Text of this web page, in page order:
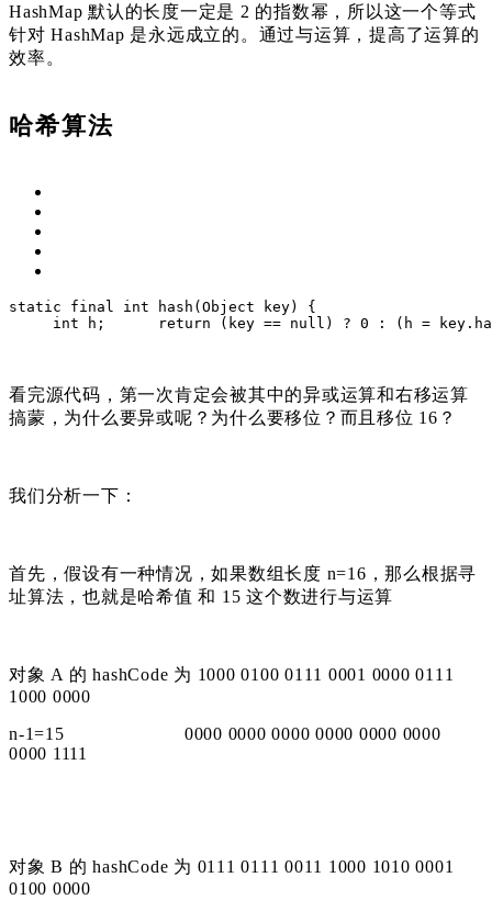
HashMap 默认的长度一定是 2 的指数幂，所以这一个等式
针对 HashMap 是永远成立的。通过与运算，提高了运算的
效率。
哈希算法
static final int hash (Object key)
{
int h; return (key == null ) ? 0 : (h =
看完源代码，第一次肯定会被其中的异或运算和右移运算
搞蒙，为什么要异或呢？为什么要移位？而且移位 16？
我们分析一下：
首先，假设有一种情况，如果数组长度 n=16，那么根据寻
址算法，也就是哈希值 和 15 这个数进行与运算
对象 A 的 hashCode 为 1000 0100 0111 0001 0000 0111
1000 0000
n-1=15 0000 0000 0000 0000 0000 0000
0000 1111
对象 B 的 hashCode 为 0111 0111 0011 1000 1010 0001
0100 0000